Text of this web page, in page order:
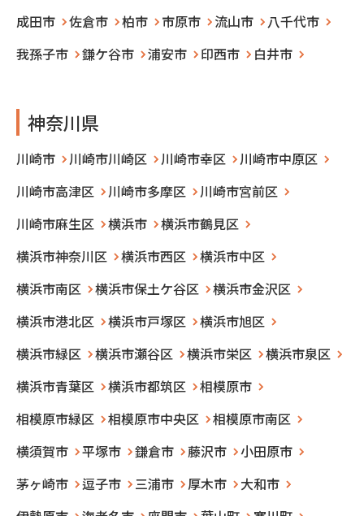
成田市
佐倉市 柏市 市原市 流山市
八千代市
我孫子市
鎌ケ谷市 浦安市 印西市 白井市
神奈川県
川崎市 川崎市川崎区 川崎市幸区
川崎市中原区
川崎市高津区
川崎市多摩区
川崎市宮前区
川崎市麻生区
横浜市
横浜市鶴見区
横浜市神奈川区
横浜市西区
横浜市中区
横浜市南区
横浜市保土ケ谷区
横浜市金沢区
横浜市港北区
横浜市戸塚区
横浜市旭区
横浜市緑区
横浜市瀬谷区 横浜市栄区
横浜市泉区
横浜市青葉区
横浜市都筑区
相模原市
相模原市緑区
相模原市中央区
相模原市南区
横須賀市
平塚市 鎌倉市 藤沢市
小田原市
茅ヶ崎市
逗子市 三浦市 厚木市
大和市